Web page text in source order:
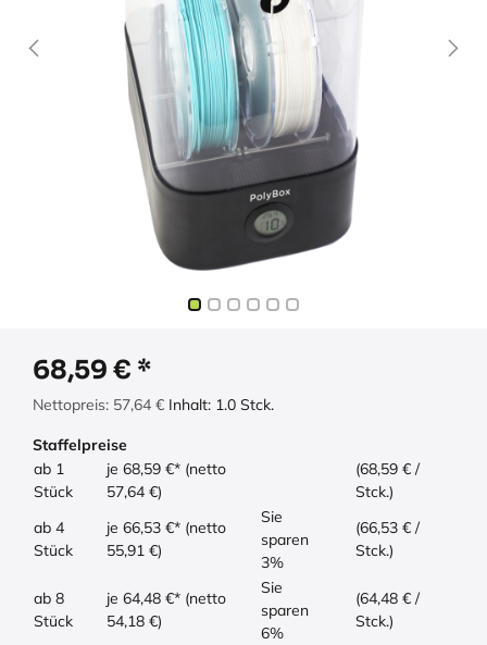
68,59 €
Nettopreis: 57,64 € Inhalt: 1.0 Stck.
Staffelpreise
ab 1
Stück
je 68,59 €* (netto
57,64 €)
(68,59 € /
Stck.)
ab 4
Stück
je 66,53 €* (netto
55,91 €)
Sie
sparen
3%
(66,53 € /
Stck.)
ab 8
Stück
je 64,48 €* (netto
54,18 €)
Sie
sparen
6%
(64,48 € /
Stck.)